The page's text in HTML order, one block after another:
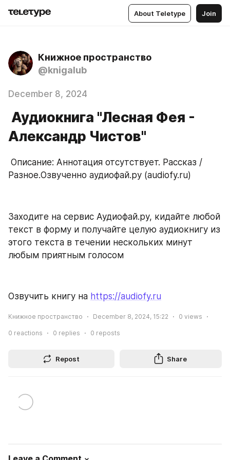
About Teletype Join
Книжное пространство
@knigalub
December 8, 2024
Аудиокнига "Лесная Фея -
Александр Чистов"
Разное.Озвученно аудиофай.ру (audiofy.ru)
Заходите на сервис Аудиофай.ру, кидайте любой
текст в форму и получайте целую аудиокнигу из
этого текста в течении нескольких минут
любым приятным голосом
Озвучить книгу на https://audiofy.ru
Книжное пространство December 8, 2024, 15:22 0 views
0 reactions 0 replies 0 reposts
Repost Share